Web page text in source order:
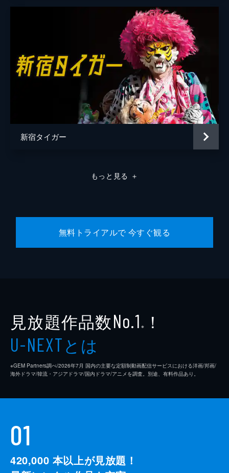
新宿タイガー
もっと見る ＋
無料トライアルで 今すぐ観る
見放題作品数No.1 ※ ！
U-NEXTとは
※GEM Partners調べ/2026年7⽉ 国内の主要な定額制動画配信サービスにおける洋画/邦画/
海外ドラマ/韓流・アジアドラマ/国内ドラマ/アニメを調査。別途、有料作品あり。
01
420,000 本以上が見放題！